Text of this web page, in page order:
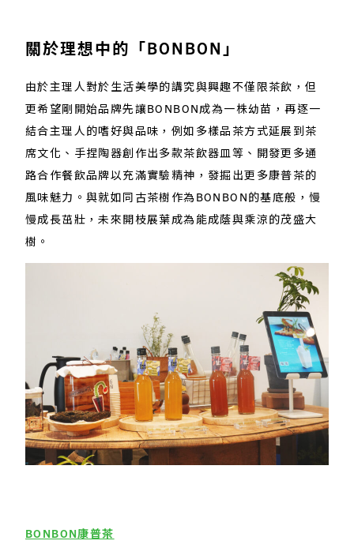
關於理想中的「BONBON」
由於主理人對於生活美學的講究與興趣不僅限茶飲，但
更希望剛開始品牌先讓BONBON成為一株幼苗，再逐一
結合主理人的嗜好與品味，例如多樣品茶方式延展到茶
席文化、手捏陶器創作出多款茶飲器皿等、開發更多通
路合作餐飲品牌以充滿實驗精神，發掘出更多康普茶的
風味魅力。與就如同古茶樹作為BONBON的基底般，慢
慢成長茁壯，未來開枝展葉成為能成蔭與乘涼的茂盛大
樹。
BONBON康普茶